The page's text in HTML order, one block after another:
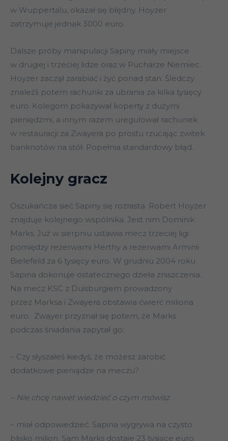
w Wuppertalu, okazał się błędny. Hoyzer
zatrzymuje jednak 3000 euro.
Dalsze próby manipulacji Sapiny miały miejsce
w drugiej i trzeciej lidze oraz w Pucharze Niemiec.
Hoyzer zaczął zarabiać i żyć ponad stan. Śledczy
znaleźli potem rachunki za ubrania za kilka tysięcy
euro. Kolegom pokazywał koperty z dużymi
pieniędzmi, a innym razem uregulował rachunek
w restauracji za Zwayera po prostu rzucając zwitek
banknotów na stół. Popełnia standardowy błąd.
Kolejny gracz
Oszukańcza sieć Sapiny się rozrasta. Robert Hoyzer
znajduje kolejnego wspólnika. Jest nim Dominik
Marks. Już w sierpniu ustawia mecz trzeciej ligi
pomiędzy rezerwami Herthy a rezerwami Arminii
Bielefeld za 6 tysięcy euro. W grudniu 2004 roku
Sapina dokonuje ostatecznego dzieła zniszczenia.
Na mecz KSC z Duisburgiem prowadzony
przez Marksa i Zwayera obstawia ćwierć miliona
euro. Zwayer przyznał się potem, że Marks
podczas śniadania zapytał go:
– Czy słyszałeś kiedyś, że możesz zarobić
dodatkowe pieniądze na meczu?
– Nie chcę nawet wiedzieć o czym mówisz
– miał odpowiedzieć. Sapina wygrywa na czysto
blisko milion. Sam Marks dostaje 23 tysiące euro